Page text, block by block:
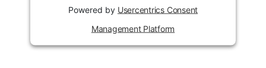
Powered by Usercentrics Consent
Management Platform